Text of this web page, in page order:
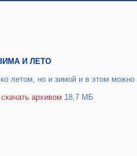
И ЛЕТО
летом, но и зимой и в этом можно
скачать архивом 18,7 МБ